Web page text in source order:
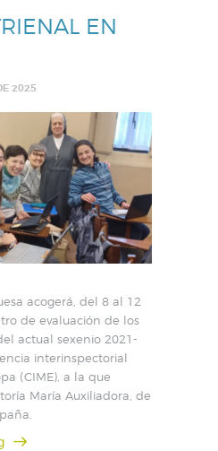
EN
2025
acogerá, del 8 al 12
de evaluación de los
actual sexenio 2021-
interinspectorial
(CIME), a la que
María Auxiliadora, de